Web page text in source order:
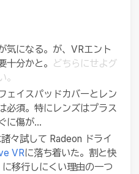
気になる。が、VRエント
十分かと。 どちらにせよグ
ェイスパッドカバーとレン
必須。特にレンズはプラス
に傷が…
々試して Radeon ドライ
VRに落ち着いた。割と快
移行しにくい理由の一つ